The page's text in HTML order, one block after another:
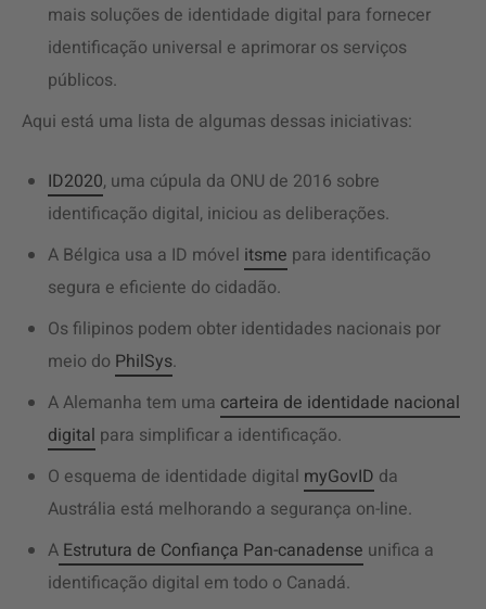
mais soluções de identidade digital para fornecer
identificação universal e aprimorar os serviços
públicos.
Aqui está uma lista de algumas dessas iniciativas:
ID2020, uma cúpula da ONU de 2016 sobre
identificação digital, iniciou as deliberações.
A Bélgica usa a ID móvel itsme para identificação
segura e eficiente do cidadão.
Os filipinos podem obter identidades nacionais por
meio do PhilSys.
A Alemanha tem uma carteira de identidade nacional
digital para simplificar a identificação.
O esquema de identidade digital myGovID da
Austrália está melhorando a segurança on-line.
A Estrutura de Confiança Pan-canadense unifica a
identificação digital em todo o Canadá.